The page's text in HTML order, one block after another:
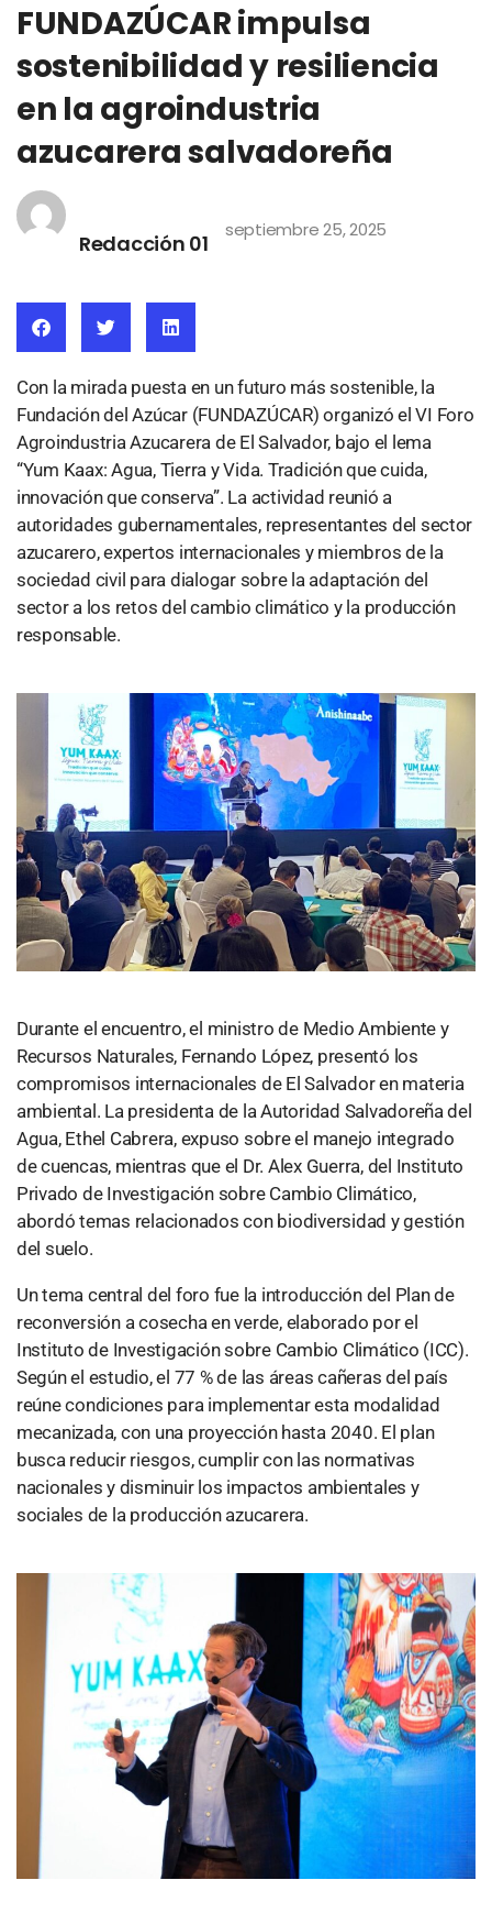
FUNDAZÚCAR impulsa
sostenibilidad y resiliencia
en la agroindustria
azucarera salvadoreña
Redacción 01
septiembre 25, 2025
Con la mirada puesta en un futuro más sostenible, la
Fundación del Azúcar (FUNDAZÚCAR) organizó el VI Foro
Agroindustria Azucarera de El Salvador, bajo el lema
“Yum Kaax: Agua, Tierra y Vida. Tradición que cuida,
innovación que conserva”. La actividad reunió a
autoridades gubernamentales, representantes del sector
azucarero, expertos internacionales y miembros de la
sociedad civil para dialogar sobre la adaptación del
sector a los retos del cambio climático y la producción
responsable.
Durante el encuentro, el ministro de Medio Ambiente y
Recursos Naturales, Fernando López, presentó los
compromisos internacionales de El Salvador en materia
ambiental. La presidenta de la Autoridad Salvadoreña del
Agua, Ethel Cabrera, expuso sobre el manejo integrado
de cuencas, mientras que el Dr. Alex Guerra, del Instituto
Privado de Investigación sobre Cambio Climático,
abordó temas relacionados con biodiversidad y gestión
del suelo.
Un tema central del foro fue la introducción del Plan de
reconversión a cosecha en verde, elaborado por el
Instituto de Investigación sobre Cambio Climático (ICC).
Según el estudio, el 77 % de las áreas cañeras del país
reúne condiciones para implementar esta modalidad
mecanizada, con una proyección hasta 2040. El plan
busca reducir riesgos, cumplir con las normativas
nacionales y disminuir los impactos ambientales y
sociales de la producción azucarera.